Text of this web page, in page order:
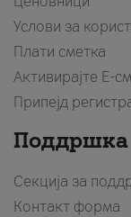
Услови за
Плати сметка
Активирајте Е-
Припејд
Поддршка
Секција за
Контакт форма